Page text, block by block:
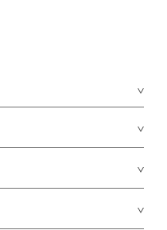
elastane4.00%
/ no utilizar
Card y American